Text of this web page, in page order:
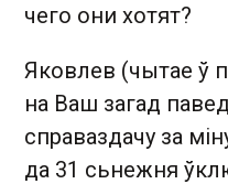
чего они хотят?
Яковлев (чытае ў
на Ваш загад
справаздачу за
да 31 сьнежня